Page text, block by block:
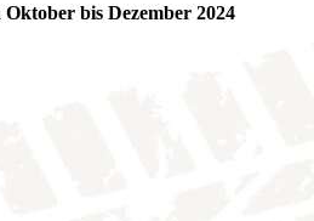
bis Dezember 2024